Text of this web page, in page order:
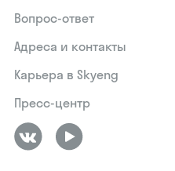
Вопрос-ответ
Адреса и контакты
Карьера в Skyeng
Пресс-центр